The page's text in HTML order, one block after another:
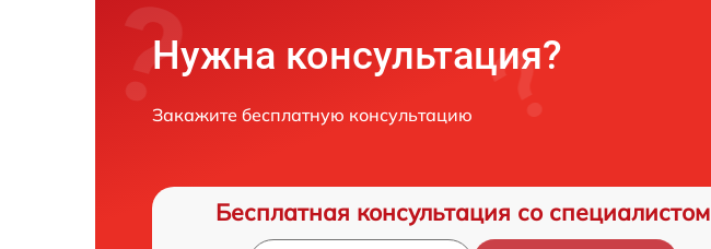
Нужна консультация?
Закажите бесплатную консультацию
Бесплатная консультация со специалистом